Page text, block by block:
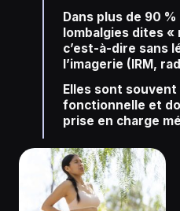
Dans plus de 90 %
lombalgies dites «
c’est-à-dire sans
l’imagerie (IRM,
Elles sont souvent
fonctionnelle et
prise en charge